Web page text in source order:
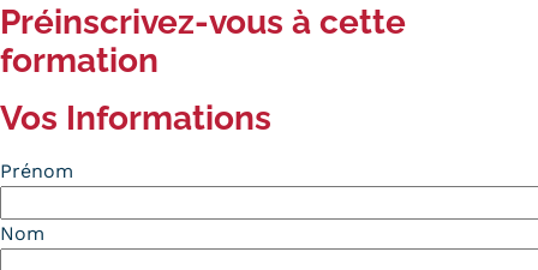
Préinscrivez-vous à cette
formation
Vos Informations
Prénom
Nom